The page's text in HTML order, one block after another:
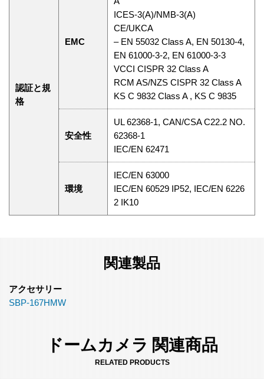
認証と規
格
EMC
ICES-3(A)/NMB-3(A)
CE/UKCA
– EN 55032 Class A, EN 50130-4,
EN 61000-3-2, EN 61000-3-3
VCCI CISPR 32 Class A
RCM AS/NZS CISPR 32 Class A
KS C 9832 Class A , KS C 9835
安全性
UL 62368-1, CAN/CSA C22.2 NO.
62368-1
IEC/EN 62471
環境
IEC/EN 63000
IEC/EN 60529 IP52, IEC/EN 6226
2 IK10
関連製品
アクセサリー
SBP-167HMW
ドームカメラ 関連商品
RELATED PRODUCTS